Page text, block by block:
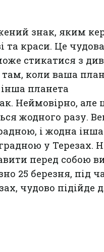
знак, яким
та краси. Це чудова
стикатися з
там, коли ваша
інша планета
Неймовірно, але
жодного разу.
і жодна інша
у Терезах.
перед собою
25 березня, під
чудово підійде